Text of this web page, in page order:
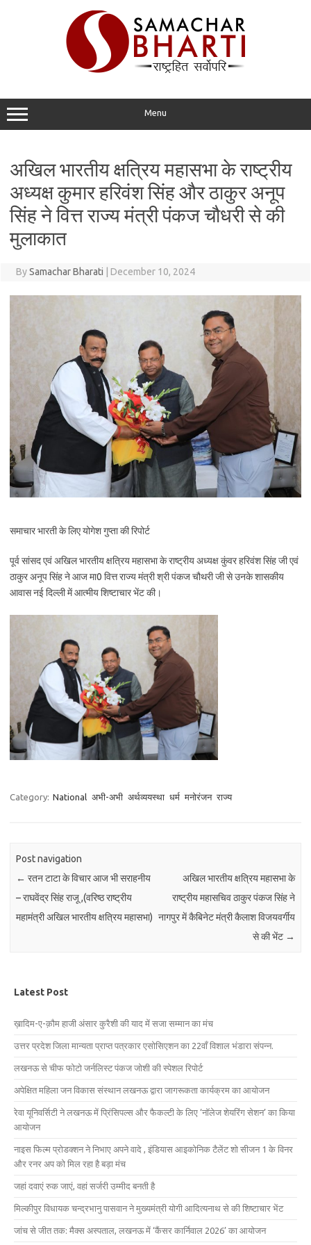
Menu
अखिल भारतीय क्षत्रिय महासभा के राष्ट्रीय
अध्यक्ष कुमार हरिवंश सिंह और ठाकुर अनूप
सिंह ने वित्त राज्य मंत्री पंकज चौधरी से की
मुलाकात
BySamachar Bharati December 10, 2024
समाचार भारती के लिए योगेश गुप्ता की रिपोर्ट
पूर्व सांसद एवं अखिल भारतीय क्षत्रिय महासभा के राष्ट्रीय अध्यक्ष कुंवर हरिवंश सिंह जी एवं
ठाकुर अनूप सिंह ने आज मा0 वित्त राज्य मंत्री श्री पंकज चौथरी जी से उनके शासकीय
आवास नई दिल्ली में आत्मीय शिष्टाचार भेंट की।
Category: National अभी-अभी अर्थव्ययस्था धर्म मनोरंजन राज्य
Post navigation
← रतन टाटा के विचार आज भी सराहनीय
– राघवेंद्र सिंह राजू ,(वरिष्ठ राष्ट्रीय
महामंत्री अखिल भारतीय क्षत्रिय महासभा)
अखिल भारतीय क्षत्रिय महासभा के
राष्ट्रीय महासचिव ठाकुर पंकज सिंह ने
नागपुर में कैबिनेट मंत्री कैलाश विजयवर्गीय
से की भेंट →
Latest Post
ख़ादिम-ए-क़ौम हाजी अंसार कुरैशी की याद में सजा सम्मान का मंच
उत्तर प्रदेश जिला मान्यता प्राप्त पत्रकार एसोसिएशन का 22वाँ विशाल भंडारा संपन्न.
लखनऊ से चीफ फोटो जर्नलिस्ट पंकज जोशी की स्पेशल रिपोर्ट
अपेक्षित महिला जन विकास संस्थान लखनऊ द्वारा जागरूकता कार्यक्रम का आयोजन
रेवा यूनिवर्सिटी ने लखनऊ में प्रिंसिपल्स और फैकल्टी के लिए ‘नॉलेज शेयरिंग सेशन’ का किया
आयोजन
नाइस फिल्म प्रोडक्शन ने निभाए अपने वादे , इंडियास आइकोनिक टैलेंट शो सीजन 1 के विनर
और रनर अप को मिल रहा है बड़ा मंच
जहां दवाएं रुक जाएं, वहां सर्जरी उम्मीद बनती है
मिल्कीपुर विधायक चन्द्रभानु पासवान ने मुख्यमंत्री योगी आदित्यनाथ से की शिष्टाचार भेंट
जांच से जीत तक: मैक्स अस्पताल, लखनऊ में ‘कैंसर कार्निवाल 2026’ का आयोजन